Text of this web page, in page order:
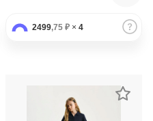
2499,75 ₽ × 4